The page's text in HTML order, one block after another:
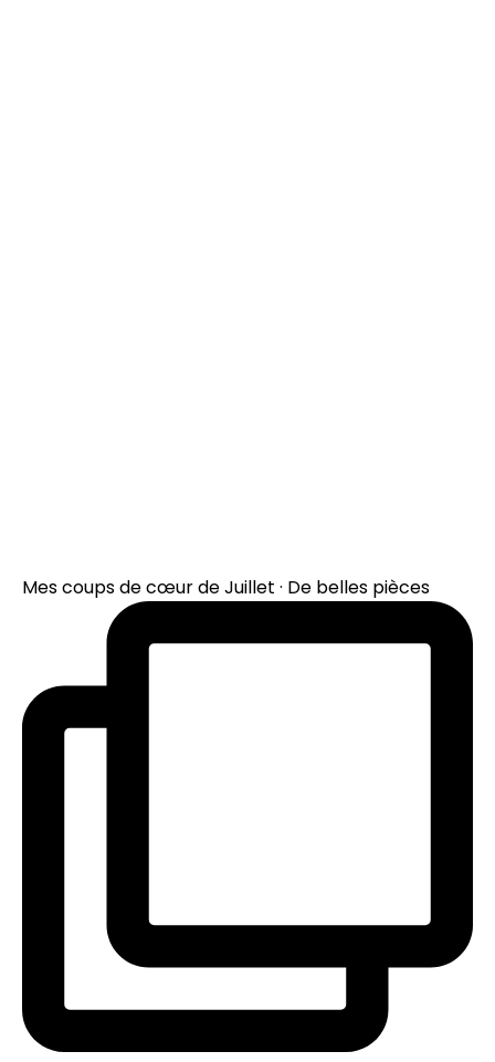
Mes coups de cœur de Juillet · De belles pièces